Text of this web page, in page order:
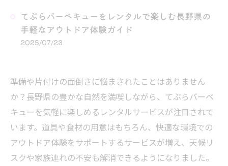
てぶらバーベキューをレンタルで楽しむ長野県の
手軽なアウトドア体験ガイド
2025/07/23
準備や片付けの面倒さに悩まされたことはありません
か？長野県の豊かな自然を満喫しながら、てぶらバーベ
キューを気軽に楽しめるレンタルサービスが注目されて
います。道具や食材の用意はもちろん、快適な環境での
アウトドア体験をサポートするサービスが増え、天候リ
スクや家族連れの不安も解消できるようになりました。